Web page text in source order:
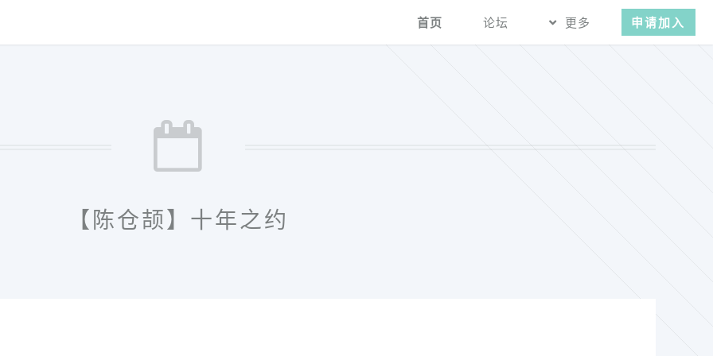
首页 论坛 更多 申请加入
【陈仓颉】十年之约